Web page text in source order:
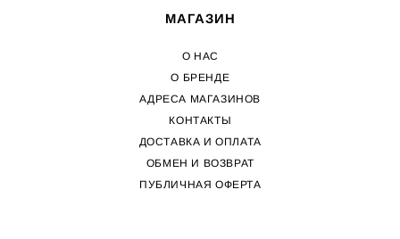
МАГАЗИН
О НАС
О БРЕНДЕ
АДРЕСА МАГАЗИНОВ
КОНТАКТЫ
ДОСТАВКА И ОПЛАТА
ОБМЕН И ВОЗВРАТ
ПУБЛИЧНАЯ ОФЕРТА